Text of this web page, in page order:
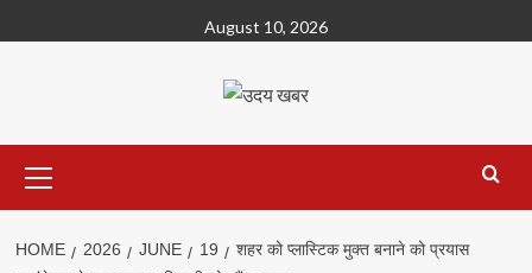
to
August 10, 2026
Menu
HOME 2026 JUNE 19
शहर को प्लास्टिक मुक्त बनाने को प्रयास